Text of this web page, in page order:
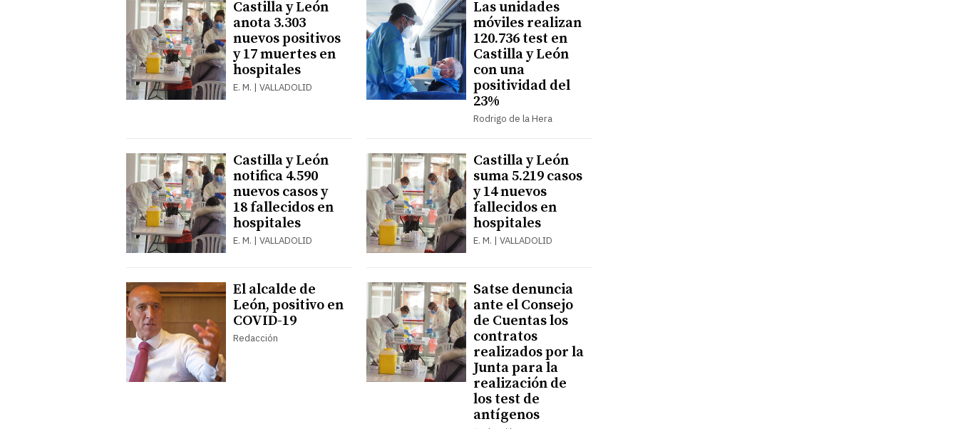
Castilla y León
anota 3.303
nuevos positivos
y 17 muertes en
hospitales
E. M. | VALLADOLID
Las unidades
móviles realizan
120.736 test en
Castilla y León
con una
positividad del
23%
Rodrigo de la Hera
Castilla y León
notifica 4.590
nuevos casos y
18 fallecidos en
hospitales
E. M. | VALLADOLID
Castilla y León
suma 5.219 casos
y 14 nuevos
fallecidos en
hospitales
E. M. | VALLADOLID
El alcalde de
León, positivo en
COVID-19
Redacción
Satse denuncia
ante el Consejo
de Cuentas los
contratos
realizados por la
Junta para la
realización de
los test de
antígenos